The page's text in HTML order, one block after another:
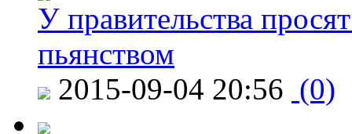
У правительства
пьянством
2015-09-04 20:56 (0)